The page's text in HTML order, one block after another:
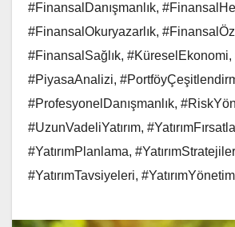
#FinansalDanışmanlık,
#FinansalOkuryazarlık,
#FinansalSağlık, #KüreselEkonomi,
#PiyasaAnalizi,
#ProfesyonelDanışmanlık,
#UzunVadeliYatırım,
#YatırımPlanlama,
#YatırımTavsiyeleri,